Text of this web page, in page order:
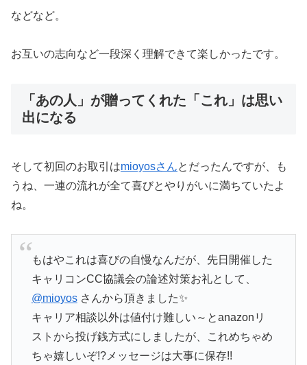
などなど。
お互いの志向など一段深く理解できて楽しかったです。
「あの人」が贈ってくれた「これ」は思い
出になる
そして初回のお取引はmioyosさんとだったんですが、も
うね、一連の流れが全て喜びとやりがいに満ちていたよ
ね。
もはやこれは喜びの自慢なんだが、先日開催した
キャリコンCC協議会の論述対策お礼として、
@mioyosさんから頂きました✨
キャリア相談以外は値付け難しい～とanazonリ
ストから投げ銭方式にしましたが、これめちゃめ
ちゃ嬉しいぞ!?メッセージは大事に保存!!